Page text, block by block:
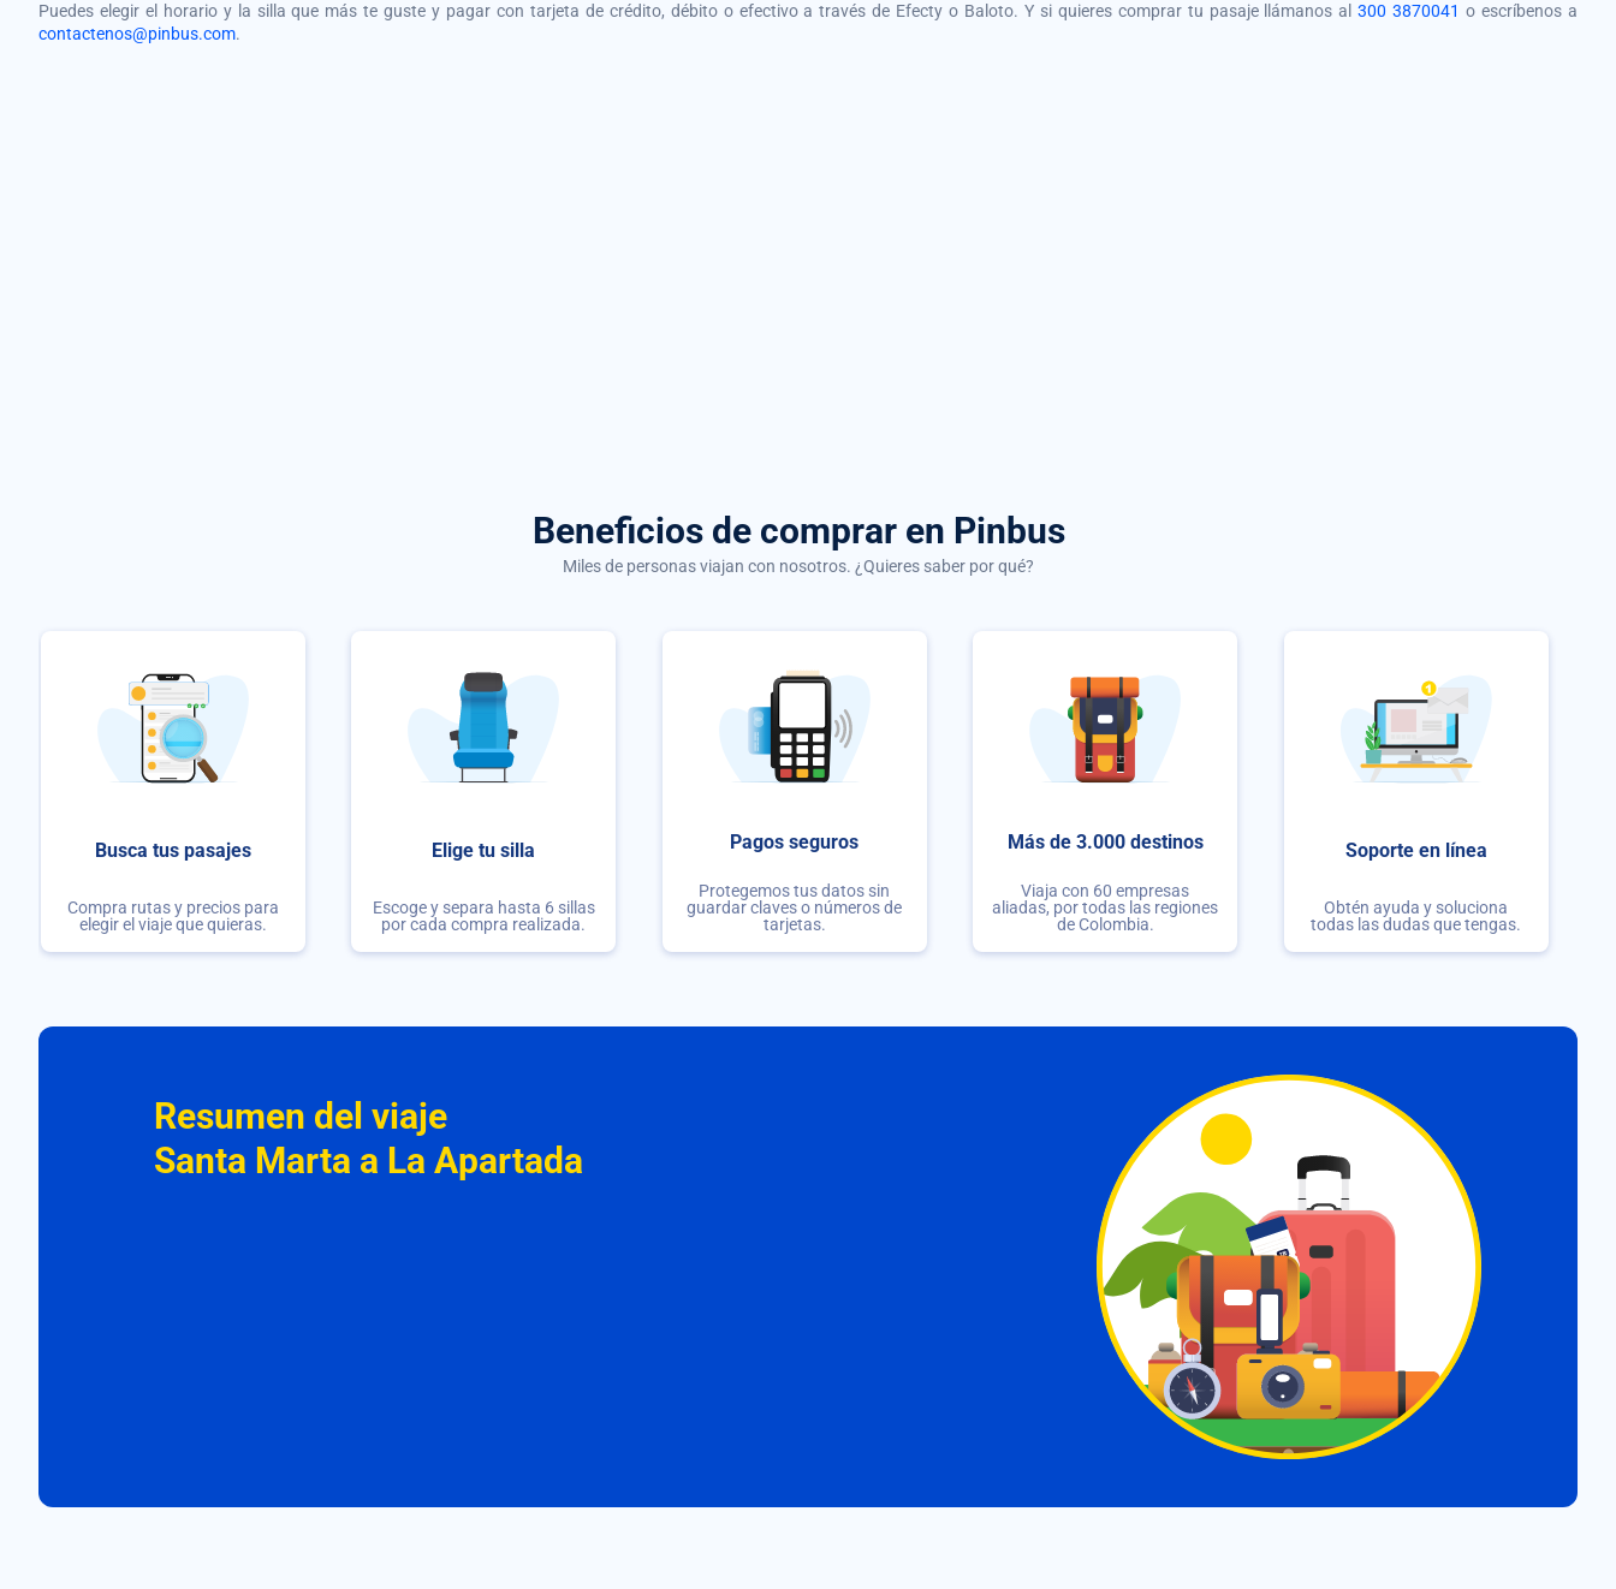
Puedes elegir el horario y la silla que más te guste y pagar con tarjeta de crédito, débito o efectivo a través de Efecty o Baloto. Y si quieres comprar tu pasaje llámanos al300 3870041 o escríbenos a
contactenos@pinbus.com.
Beneficios de comprar en Pinbus
Miles de personas viajan con nosotros. ¿Quieres saber por qué?
Busca tus pasajes
Compra rutas y precios para
elegir el viaje que quieras.
Elige tu silla
Escoge y separa hasta 6 sillas
por cada compra realizada.
Pagos seguros
Protegemos tus datos sin
guardar claves o números de
tarjetas.
Más de 3.000 destinos
Viaja con 60 empresas
aliadas, por todas las regiones
de Colombia.
Soporte en línea
Obtén ayuda y soluciona
todas las dudas que tengas.
Resumen del viaje
Santa Marta a La Apartada